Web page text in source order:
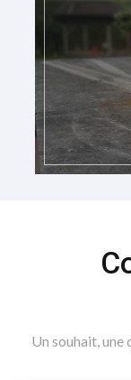
Un souhait, une